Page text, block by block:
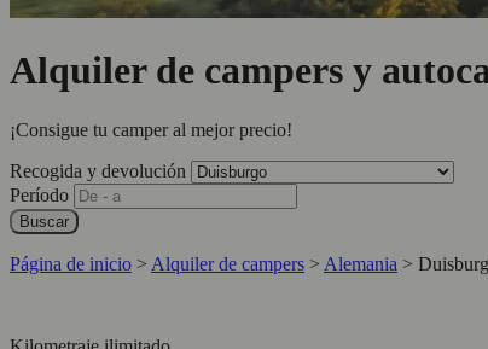
Alquiler de campers y
¡Consigue tu camper al mejor precio!
Recogida y devolución
Período
Buscar
Página de inicio > Alquiler de campers > Alemania >